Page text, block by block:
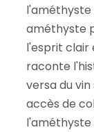
l'améthyste
améthyste
l'esprit clair
raconte
versa du
accès de
l'améthyste